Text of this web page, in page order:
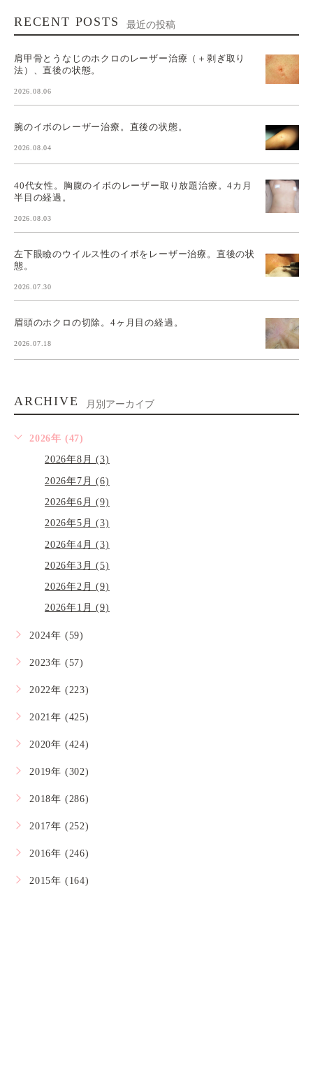
RECENT POSTS 最近の投稿
肩甲骨とうなじのホクロのレーザー治療（＋剥ぎ取り
法）、直後の状態。
2026.08.06
腕のイボのレーザー治療。直後の状態。
2026.08.04
40代女性。胸腹のイボのレーザー取り放題治療。4カ月
半目の経過。
2026.08.03
左下眼瞼のウイルス性のイボをレーザー治療。直後の状
態。
2026.07.30
眉頭のホクロの切除。4ヶ月目の経過。
2026.07.18
ARCHIVE 月別アーカイブ
2026年 (47)
2026年8月 (3)
2026年7月 (6)
2026年6月 (9)
2026年5月 (3)
2026年4月 (3)
2026年3月 (5)
2026年2月 (9)
2026年1月 (9)
2024年 (59)
2023年 (57)
2022年 (223)
2021年 (425)
2020年 (424)
2019年 (302)
2018年 (286)
2017年 (252)
2016年 (246)
2015年 (164)